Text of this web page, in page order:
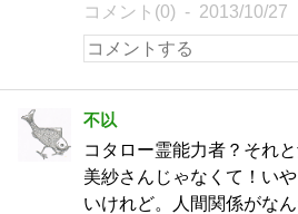
コメント(0) 2013/10/27
不以
コタロー霊能力者？それ
美紗さんじゃなくて！い
いけれど。人間関係がな